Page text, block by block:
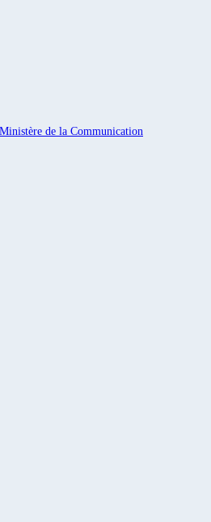
Ministère de la Communication